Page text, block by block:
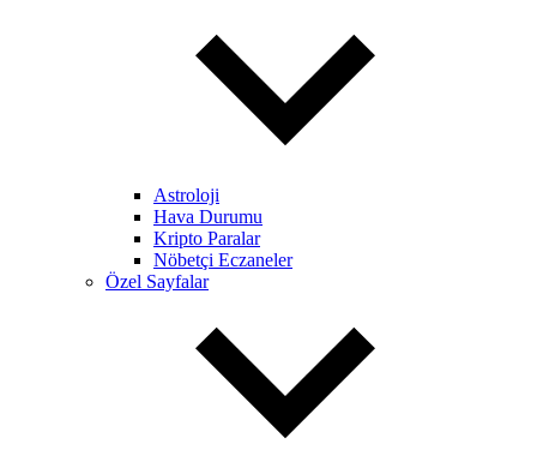
Astroloji
Hava Durumu
Kripto Paralar
Nöbetçi Eczaneler
Özel Sayfalar